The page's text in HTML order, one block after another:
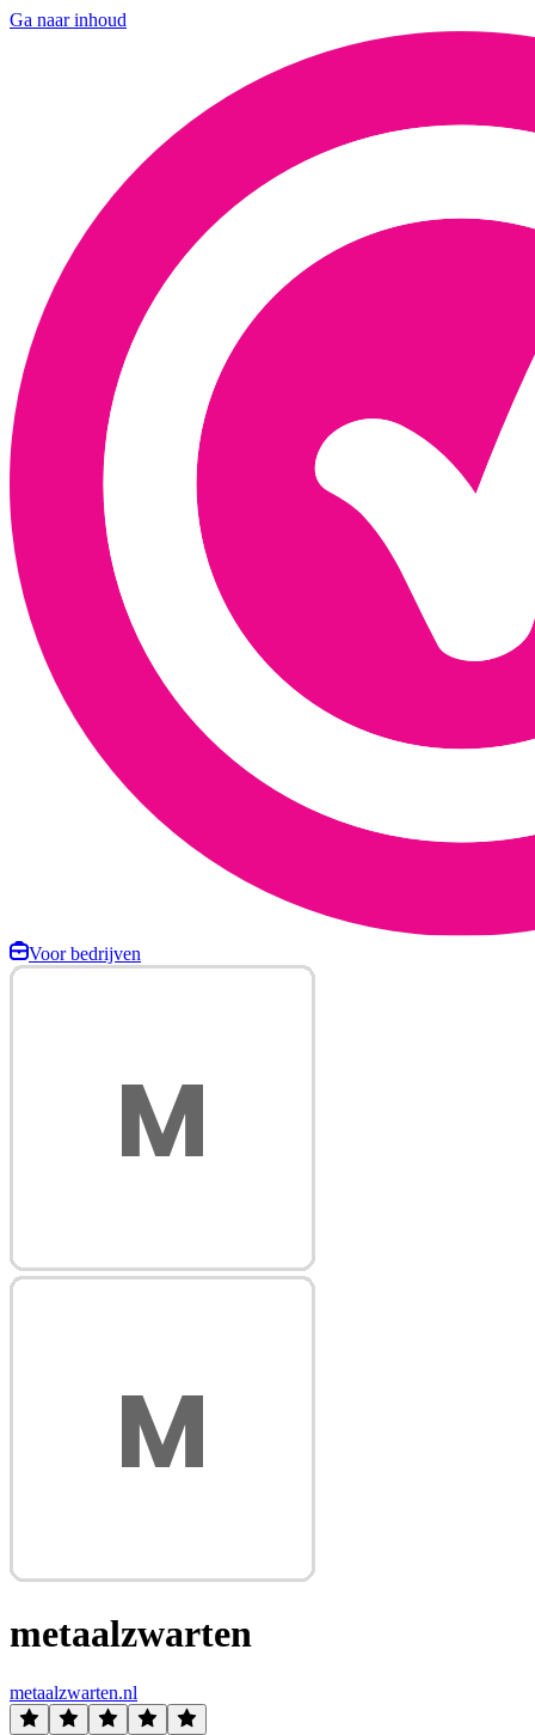
Ga naar inhoud
Voor bedrijven
metaalzwarten
metaalzwarten.nl